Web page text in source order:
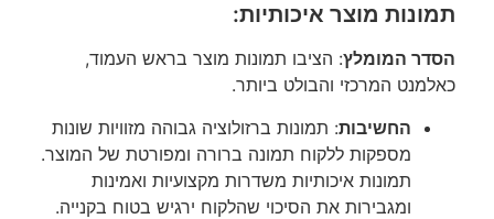
תמונות מוצר איכותיות:
הסדר המומלץ: הציבו תמונות מוצר בראש העמוד,
כאלמנט המרכזי והבולט ביותר.
החשיבות: תמונות ברזולוציה גבוהה מזוויות שונות
מספקות ללקוח תמונה ברורה ומפורטת של המוצר.
תמונות איכותיות משדרות מקצועיות ואמינות
ומגבירות את הסיכוי שהלקוח ירגיש בטוח בקנייה.